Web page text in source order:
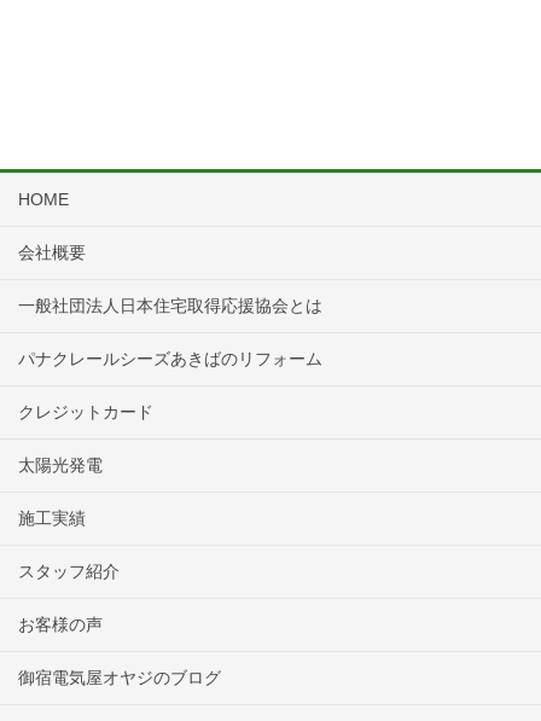
HOME
会社概要
一般社団法人日本住宅取得応援協会とは
パナクレールシーズあきばのリフォーム
クレジットカード
太陽光発電
施工実績
スタッフ紹介
お客様の声
御宿電気屋オヤジのブログ